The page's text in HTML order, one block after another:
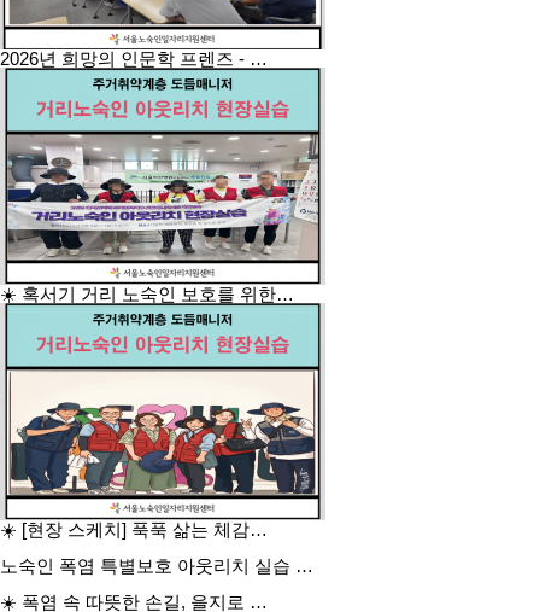
2026년 희망의 인문학 프렌즈 - …
☀️ 혹서기 거리 노숙인 보호를 위한…
☀️ [현장 스케치] 푹푹 삶는 체감…
노숙인 폭염 특별보호 아웃리치 실습 …
☀️ 폭염 속 따뜻한 손길, 을지로 …